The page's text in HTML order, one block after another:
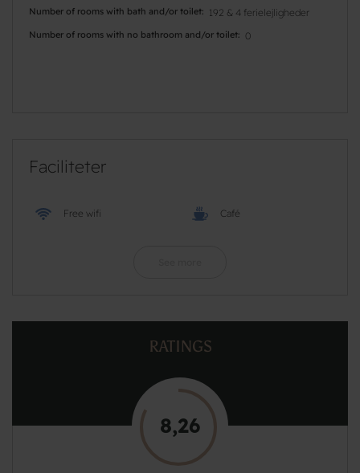
Number of rooms with bath and/or toilet 192 & 4 ferielejligheder
Number of rooms with no bathroom and/or toilet 0
Faciliteter
Free wifi Café
RATINGS
8,26